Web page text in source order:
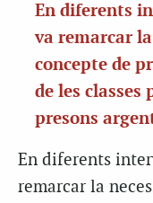
En diferents
va remarcar
concepte de
de les classes
presons
En diferents
remarcar la